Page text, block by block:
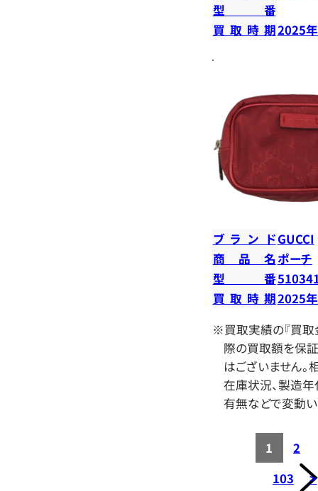
型番
買取時期2025
ブランドGUCCI
商品名ポーチ
型番
買取時期2025
※買取実績の『買取
際の買取額を保
はございません。
在庫状況、製造年
有無などで変動い
1
2
103
>